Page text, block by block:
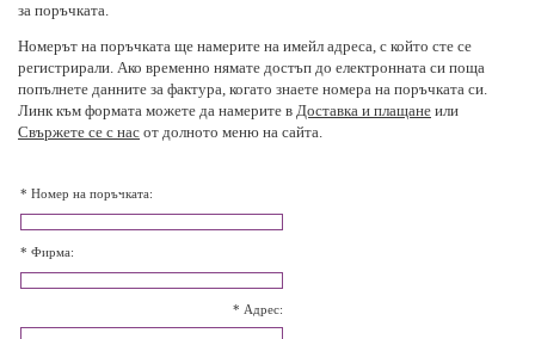
за поръчката.
Номерът на поръчката ще намерите на имейл адреса, с който сте се
регистрирали. Ако временно нямате достъп до електронната си поща
попълнете данните за фактура, когато знаете номера на поръчката си.
Линк към формата можете да намерите в Доставка и плащане или
Свържете се с нас от долното меню на сайта.
* Номер на поръчката:
* Фирма:
* Адрес: